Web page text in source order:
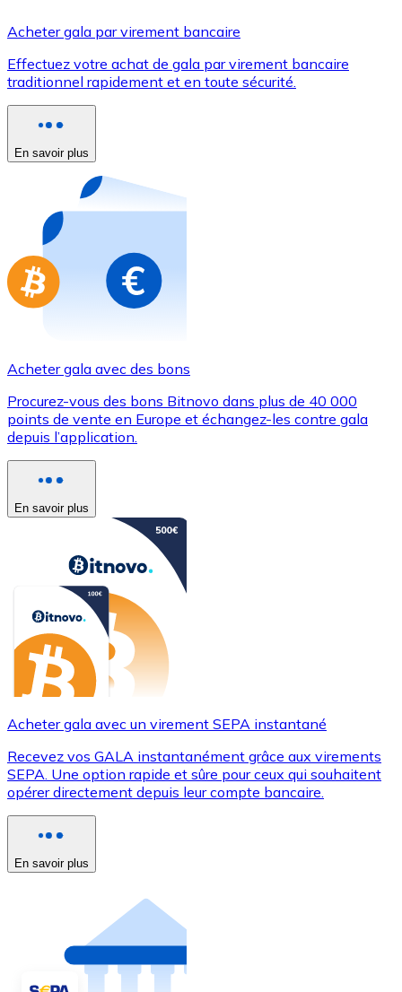
Utilisez les cartes Visa et Mastercard pour acheter
Acheter avec carte
Nouveau
Achetez des cartes-cadeaux de vos marques
Aller à la boutique de cartes-cadeaux
Acheter gala par virement bancaire
Effectuez votre achat de gala par virement bancaire
traditionnel rapidement et en toute sécurité.
En savoir plus
Acheter gala avec des bons
Procurez-vous des bons Bitnovo dans plus de 40 000
points de vente en Europe et échangez-les contre gala
depuis l’application.
En savoir plus
Acheter gala avec un virement SEPA instantané
Recevez vos GALA instantanément grâce aux virements
SEPA. Une option rapide et sûre pour ceux qui souhaitent
opérer directement depuis leur compte bancaire.
En savoir plus